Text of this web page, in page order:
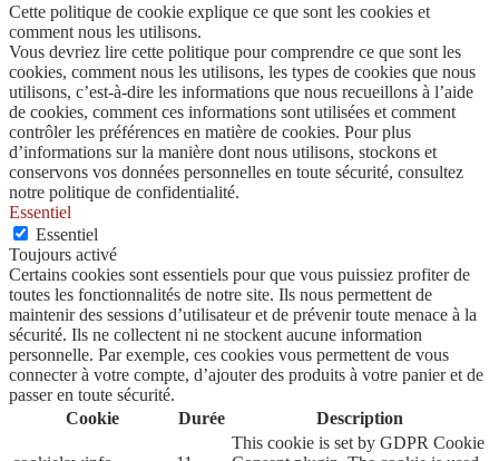
Cette politique de cookie explique ce que sont les cookies et
comment nous les utilisons.
Vous devriez lire cette politique pour comprendre ce que sont les
cookies, comment nous les utilisons, les types de cookies que nous
utilisons, c’est-à-dire les informations que nous recueillons à l’aide
de cookies, comment ces informations sont utilisées et comment
contrôler les préférences en matière de cookies. Pour plus
d’informations sur la manière dont nous utilisons, stockons et
conservons vos données personnelles en toute sécurité, consultez
notre politique de confidentialité.
Essentiel
Essentiel
Toujours activé
Certains cookies sont essentiels pour que vous puissiez profiter de
toutes les fonctionnalités de notre site. Ils nous permettent de
maintenir des sessions d’utilisateur et de prévenir toute menace à la
sécurité. Ils ne collectent ni ne stockent aucune information
personnelle. Par exemple, ces cookies vous permettent de vous
connecter à votre compte, d’ajouter des produits à votre panier et de
passer en toute sécurité.
Cookie
Durée Description
This cookie is set by GDPR Cookie